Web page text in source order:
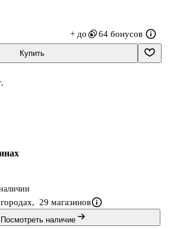
позволяет также студентам
книгу для самостоятельного
аудиоприложением. Диск
(без упражнений), начитанный
в учебном темпе. Запись может
+ до 64 бонусов
Купить
29 магазинов
Посмотреть наличие